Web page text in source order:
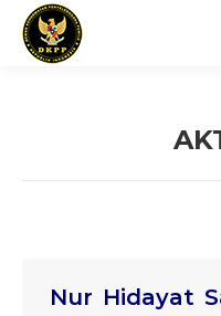
Nur Hidayat